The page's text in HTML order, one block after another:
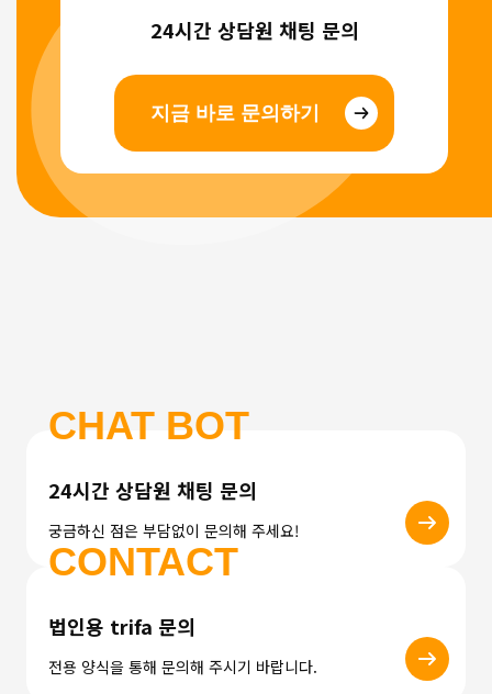
24시간 상담원 채팅 문의
지금 바로 문의하기
CHAT BOT
24시간 상담원 채팅 문의
궁금하신 점은 부담없이 문의해 주세요!
CONTACT
법인용 trifa 문의
전용 양식을 통해 문의해 주시기 바랍니다.